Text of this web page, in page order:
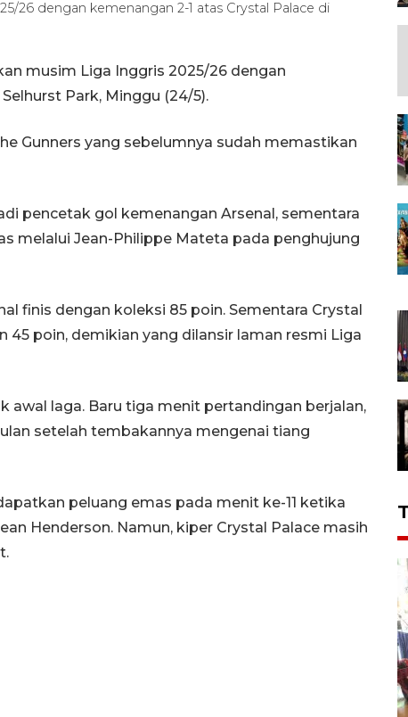
26 dengan kemenangan 2-1 atas Crystal Palace di
musim Liga Inggris 2025/26 dengan
Park, Minggu (24/5).
Gunners yang sebelumnya sudah memastikan
pencetak gol kemenangan Arsenal, sementara
melalui Jean-Philippe Mateta pada penghujung
finis dengan koleksi 85 poin. Sementara Crystal
45 poin, demikian yang dilansir laman resmi Liga
awal laga. Baru tiga menit pertandingan berjalan,
setelah tembakannya mengenai tiang
peluang emas pada menit ke-11 ketika
Henderson. Namun, kiper Crystal Palace masih